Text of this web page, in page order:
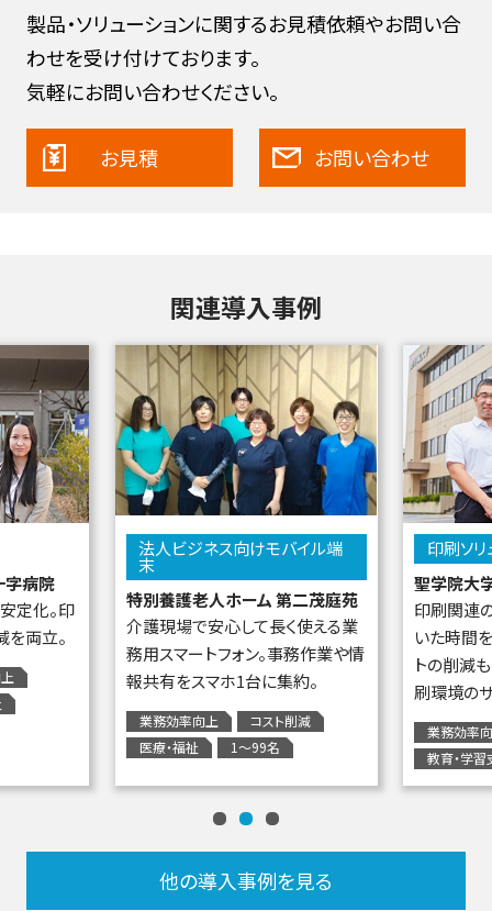
製品・ソリューションに関するお見積依頼やお問い合
わせを受け付けております。
気軽にお問い合わせください。
お見積 お問い合わせ
関連導入事例
字病院
定化。印
両立。
法人ビジネス向けモバイル端
末
特別養護老人ホーム 第二茂庭苑
介護現場で安心して長く使える業
務用スマートフォン。事務作業や情
報共有をスマホ1台に集約。
業務効率向上
コスト削減
医療・福祉
1～99名
印刷ソリ
聖学院大
印刷関連
いた時間
トの削減
刷環境の
業務効率
教育・学
他の導入事例を見る